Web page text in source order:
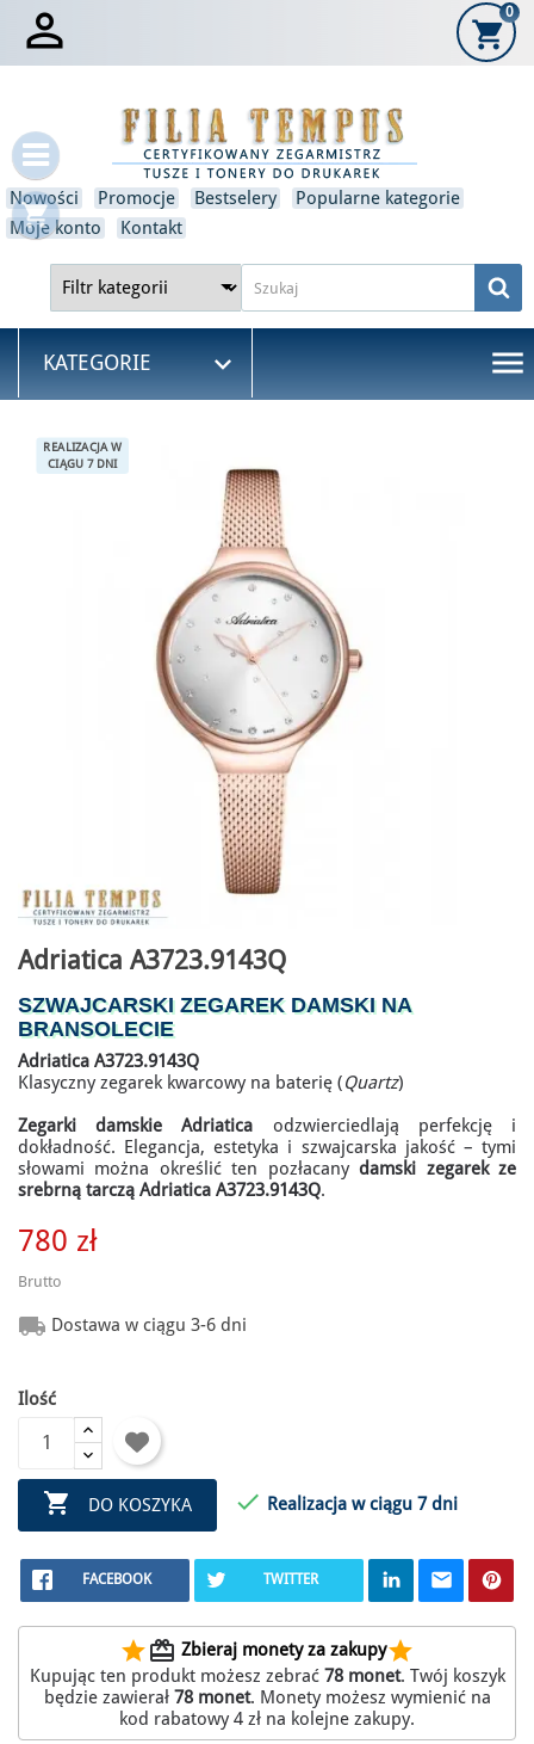

shopping_cart
shopping_cart
0
Nowości Promocje Bestselery
Popularne kategorie
Moje konto
Kontakt
KATEGORIE  menu
REALIZACJA W
CIĄGU 7 DNI
Adriatica A3723.9143Q
SZWAJCARSKI ZEGAREK DAMSKI NA
BRANSOLECIE
Adriatica A3723.9143Q
Klasyczny zegarek kwarcowy na baterię (Quartz)
Zegarki damskie Adriatica odzwierciedlają perfekcję i
dokładność. Elegancja, estetyka i szwajcarska jakość – tymi
słowami można określić ten pozłacanydamski zegarek ze
srebrną tarczą Adriatica A3723.9143Q.
780 zł
Brutto
 Dostawa w ciągu 3-6 dni
Ilość
 DO KOSZYKA  Realizacja w ciągu 7 dni
FACEBOOK TWITTER
starredeem Zbieraj monety za zakupystar
Kupując ten produkt możesz zebrać 78monet. Twój koszyk
będzie zawierał 78monet. Monety możesz wymienić na
kod rabatowy 4 zł na kolejne zakupy.
Zaloguj się ×
Musisz być zalogowany, aby zapisać produkty na swojej
liście życzeń.
Anulować